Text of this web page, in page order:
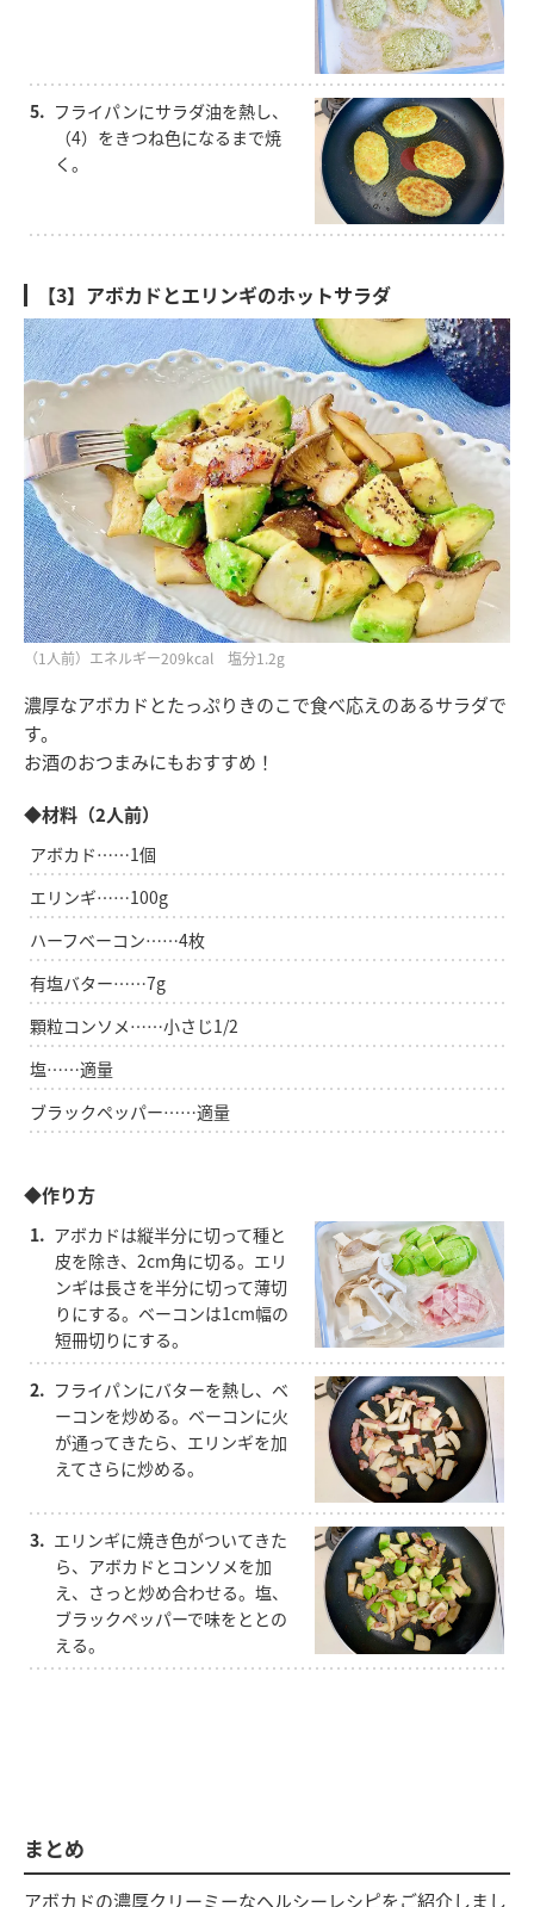
5. フライパンにサラダ油を熱し、
（4）をきつね色になるまで焼
く。
【3】アボカドとエリンギのホットサラダ
（1人前）エネルギー209kcal 塩分1.2g
濃厚なアボカドとたっぷりきのこで食べ応えのあるサラダで
す。
お酒のおつまみにもおすすめ！
◆材料（2人前）
アボカド……1個
エリンギ……100g
ハーフベーコン……4枚
有塩バター……7g
顆粒コンソメ……小さじ1/2
塩……適量
ブラックペッパー……適量
◆作り方
1. アボカドは縦半分に切って種と
皮を除き、2cm角に切る。エリ
ンギは長さを半分に切って薄切
りにする。ベーコンは1cm幅の
短冊切りにする。
2. フライパンにバターを熱し、ベ
ーコンを炒める。ベーコンに火
が通ってきたら、エリンギを加
えてさらに炒める。
3. エリンギに焼き色がついてきた
ら、アボカドとコンソメを加
え、さっと炒め合わせる。塩、
ブラックペッパーで味をととの
える。
まとめ
アボカドの濃厚クリーミーなヘルシーレシピをご紹介しまし